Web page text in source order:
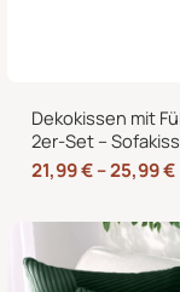
Dekokissen mit
2er-Set –
dekorativer Biese,
formstabil, in
21,99€–25,99€